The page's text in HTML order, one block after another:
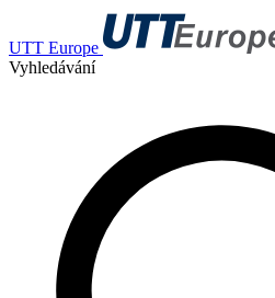
UTT Europe
Vyhledávání